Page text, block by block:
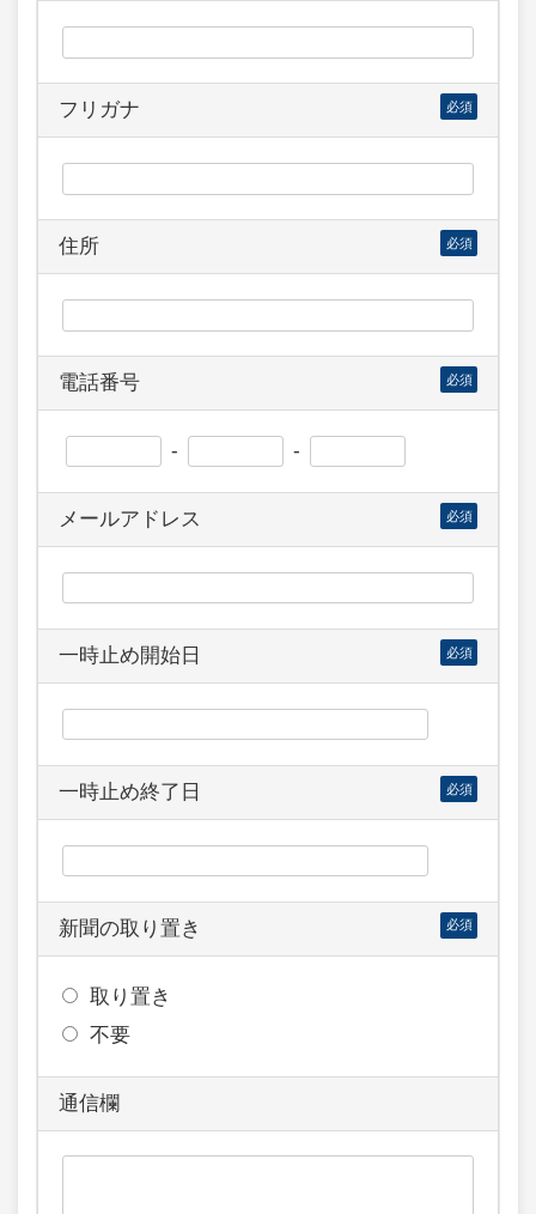
フリガナ 必須
住所 必須
電話番号 必須
- -
メールアドレス 必須
一時止め開始日 必須
一時止め終了日 必須
新聞の取り置き 必須
取り置き
不要
通信欄